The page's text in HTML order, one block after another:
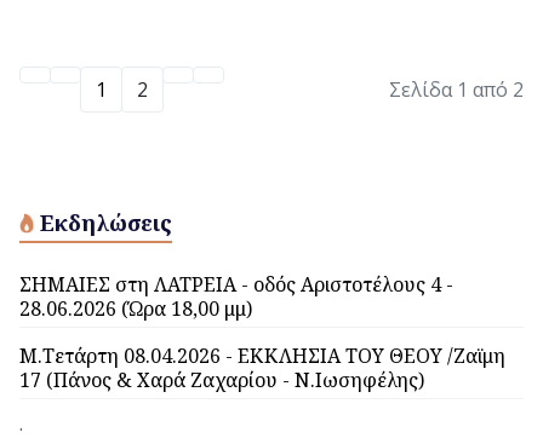
1 2 Σελίδα 1 από 2
Εκδηλώσεις
ΣΗΜΑΙΕΣ στη ΛΑΤΡΕΙΑ - οδός Αριστοτέλους 4 -
28.06.2026 (Ώρα 18,00 μμ)
Μ.Τετάρτη 08.04.2026 - ΕΚΚΛΗΣΙΑ ΤΟΥ ΘΕΟΥ /Ζαϊμη
17 (Πάνος & Χαρά Ζαχαρίου - Ν.Ιωσηφέλης)
.